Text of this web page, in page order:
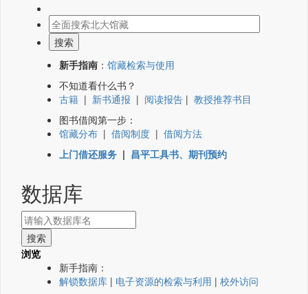
新手指南 ： 馆藏检索与使用
不知道看什么书？
古籍 | 新书通报 | 阅读报告 | 教授推荐书目
图书借阅第一步：
馆藏分布 | 借阅制度 | 借阅方法
上门借还服务 | 昌平工具书、期刊预约
数据库
浏览
新手指南：
解锁数据库 | 电子资源的检索与利用 | 校外访问